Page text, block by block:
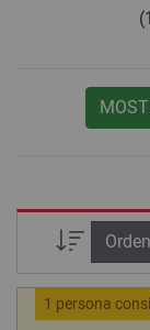
1 persona